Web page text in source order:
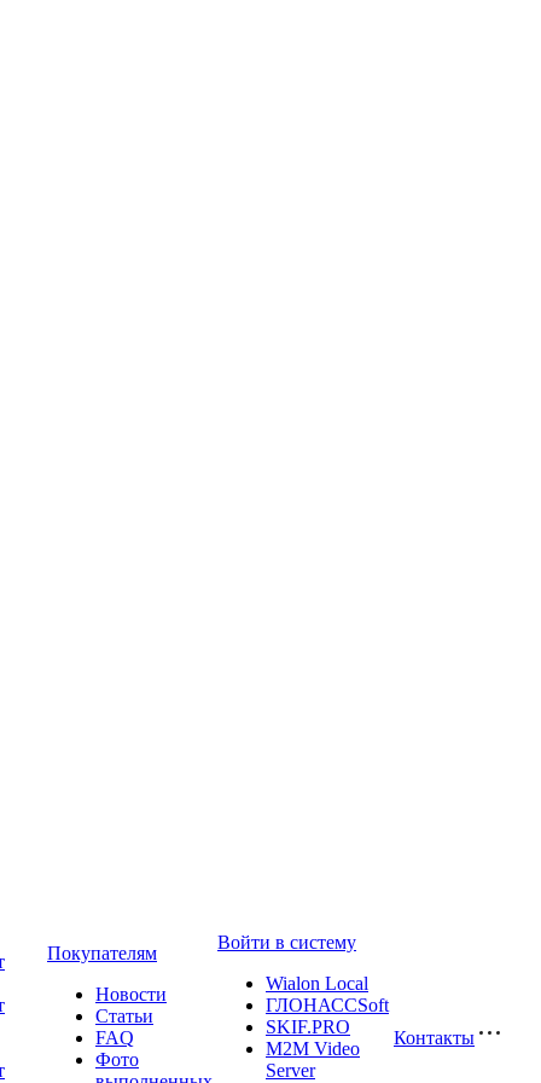
Покупателям
Новости
Статьи
FAQ
Фото
Войти в систему
Wialon Local
ГЛОНАССSoft
SKIF.PRO
M2M Video
Server
Контакты